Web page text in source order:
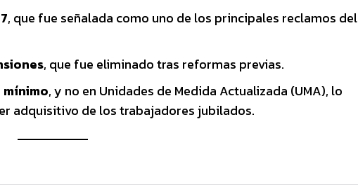
, que fue señalada como uno de los principales reclamos del
, que fue eliminado tras reformas previas.
, y no en Unidades de Medida Actualizada (UMA), lo
adquisitivo de los trabajadores jubilados.